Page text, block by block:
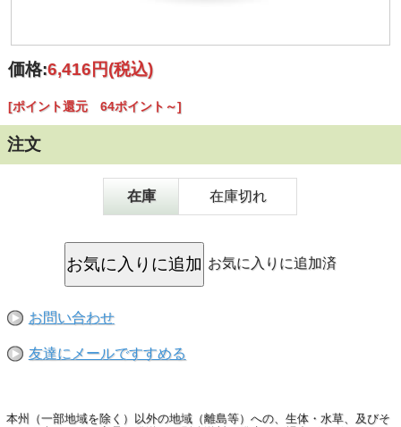
価格:6,416円(税込)
[ポイント還元 64ポイント～]
注文
在庫 在庫切れ
お気に入りに追加済
お問い合わせ
友達にメールですすめる
本州（一部地域を除く）以外の地域（離島等）への、生体・水草、及びそ